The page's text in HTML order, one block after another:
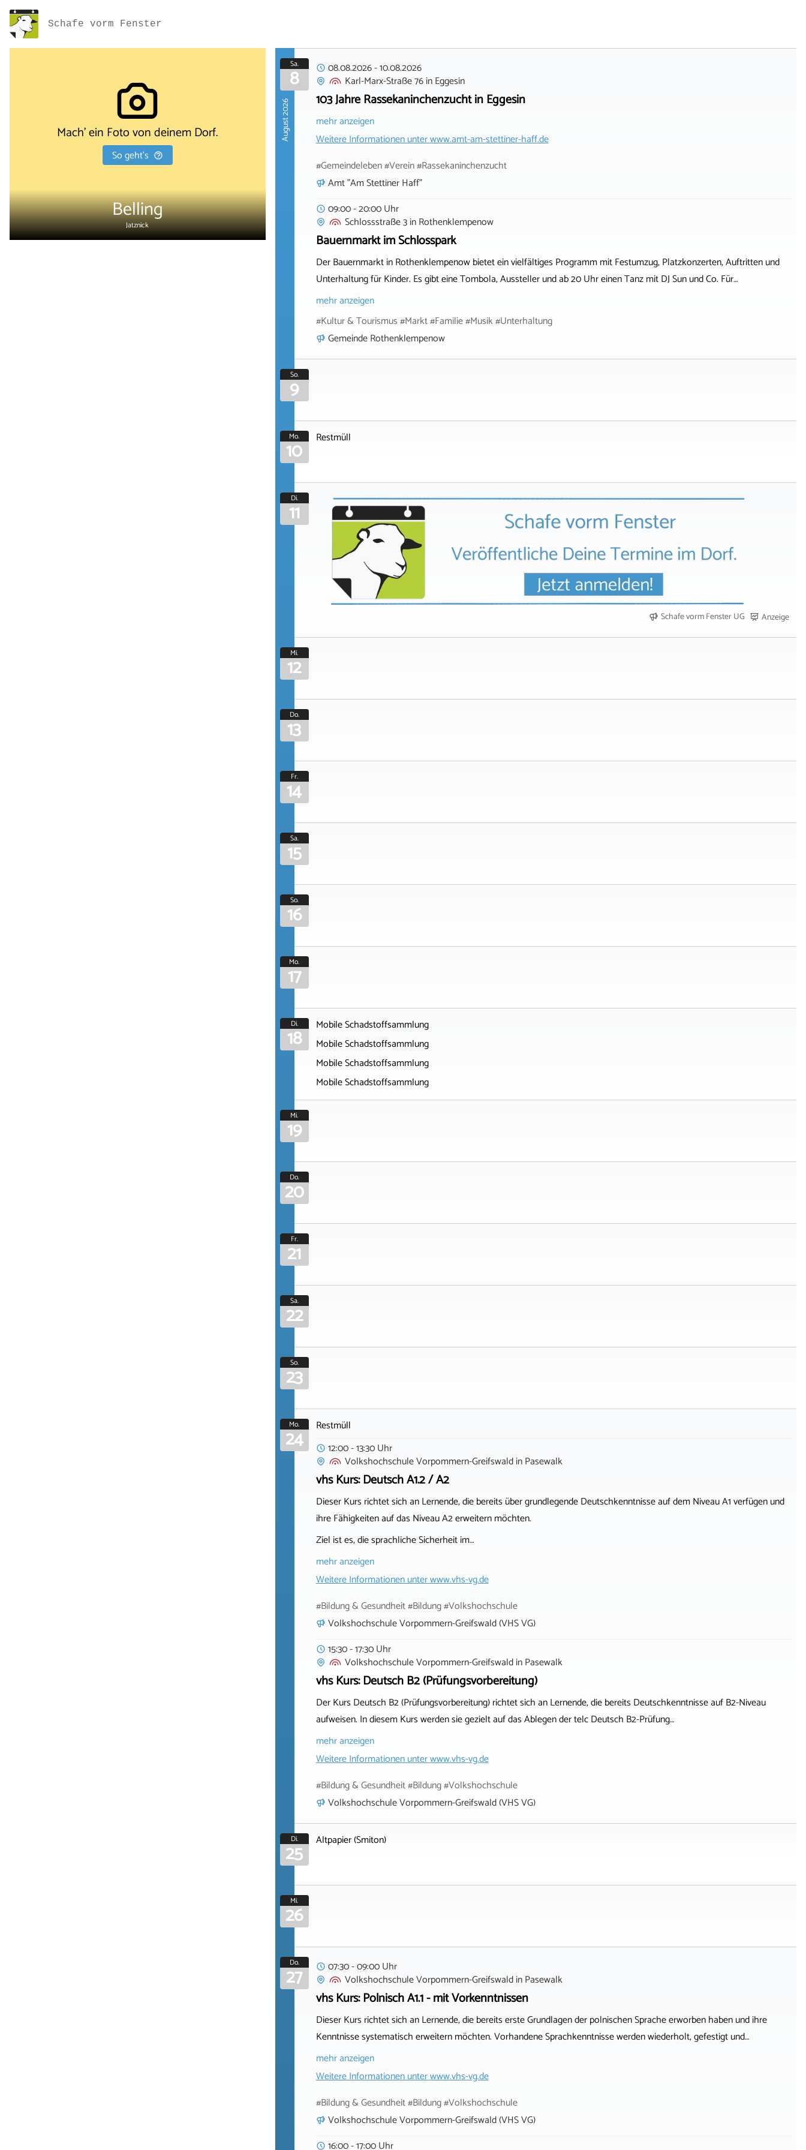
Schafe vorm Fenster
Mach' ein Foto von deinem Dorf.
So geht's
Belling
Jatznick
August 2026
Sa.
8 08.08.2026-10.08.2026
Karl-Marx-Straße 76inEggesin
103 Jahre Rassekaninchenzucht in Eggesin
mehr anzeigen
Weitere Informationen unterwww.amt-am-stettiner-haff.de
#Gemeindeleben #Verein #Rassekaninchenzucht
Amt "Am Stettiner Haff"
09:00 - 20:00 Uhr
Schlossstraße 3inRothenklempenow
Bauernmarkt im Schlosspark
Der Bauernmarkt in Rothenklempenow bietet ein vielfältiges Programm mit Festumzug, Platzkonzerten, Auftritten und
Unterhaltung für Kinder. Es gibt eine Tombola, Aussteller und ab 20 Uhr einen Tanz mit DJ Sun und Co. Für…
mehr anzeigen
#Kultur & Tourismus #Markt #Familie #Musik #Unterhaltung
Gemeinde Rothenklempenow
So.
9
Mo.
10 Restmüll
Di.
11
Schafe vorm Fenster UG Anzeige
Mi.
12
Do.
13
Fr.
14
Sa.
15
So.
16
Mo.
17
Di.
18
Mobile Schadstoffsammlung
Mobile Schadstoffsammlung
Mobile Schadstoffsammlung
Mobile Schadstoffsammlung
Mi.
19
Do.
20
Fr.
21
Sa.
22
So.
23
Mo.
24
Restmüll
12:00 - 13:30 Uhr
Volkshochschule Vorpommern-GreifswaldinPasewalk
vhs Kurs: Deutsch A1.2 / A2
Dieser Kurs richtet sich an Lernende, die bereits über grundlegende Deutschkenntnisse auf dem Niveau A1 verfügen und
ihre Fähigkeiten auf das Niveau A2 erweitern möchten.
Ziel ist es, die sprachliche Sicherheit im…
mehr anzeigen
Weitere Informationen unterwww.vhs-vg.de
#Bildung & Gesundheit #Bildung #Volkshochschule
Volkshochschule Vorpommern-Greifswald (VHS VG)
15:30 - 17:30 Uhr
Volkshochschule Vorpommern-GreifswaldinPasewalk
vhs Kurs: Deutsch B2 (Prüfungsvorbereitung)
Der Kurs Deutsch B2 (Prüfungsvorbereitung) richtet sich an Lernende, die bereits Deutschkenntnisse auf B2-Niveau
aufweisen. In diesem Kurs werden sie gezielt auf das Ablegen der telc Deutsch B2-Prüfung…
mehr anzeigen
Weitere Informationen unterwww.vhs-vg.de
#Bildung & Gesundheit #Bildung #Volkshochschule
Volkshochschule Vorpommern-Greifswald (VHS VG)
Di.
25 Altpapier (Smiton)
Mi.
26
Do.
27
07:30 - 09:00 Uhr
Volkshochschule Vorpommern-GreifswaldinPasewalk
vhs Kurs: Polnisch A1.1 - mit Vorkenntnissen
Dieser Kurs richtet sich an Lernende, die bereits erste Grundlagen der polnischen Sprache erworben haben und ihre
Kenntnisse systematisch erweitern möchten. Vorhandene Sprachkenntnisse werden wiederholt, gefestigt und…
mehr anzeigen
Weitere Informationen unterwww.vhs-vg.de
#Bildung & Gesundheit #Bildung #Volkshochschule
Volkshochschule Vorpommern-Greifswald (VHS VG)
16:00 - 17:00 Uhr